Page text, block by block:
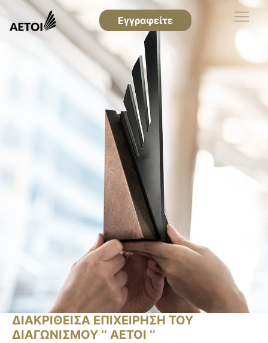
Εγγραφείτε
ΔΙΑΚΡΙΘΕΙΣΑ ΕΠΙΧΕΙΡΗΣΗ ΤΟΥ
ΔΙΑΓΩΝΙΣΜΟΥ ‘’ ΑΕΤΟΙ ‘’